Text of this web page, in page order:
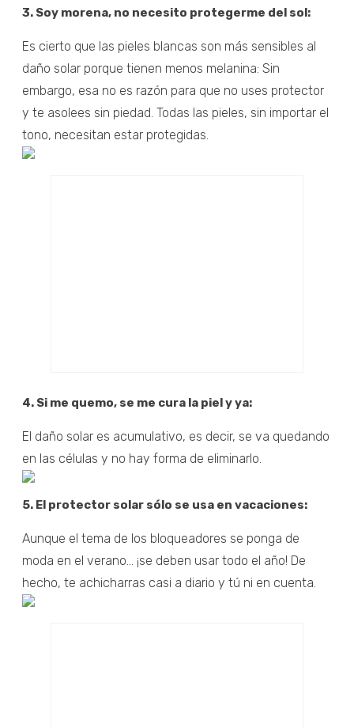
3. Soy morena, no necesito protegerme del sol:
Es cierto que las pieles blancas son más sensibles al
daño solar porque tienen menos melanina: Sin
embargo, esa no es razón para que no uses protector
y te asolees sin piedad. Todas las pieles, sin importar el
tono, necesitan estar protegidas.
4. Si me quemo, se me cura la piel y ya:
El daño solar es acumulativo, es decir, se va quedando
en las células y no hay forma de eliminarlo.
5. El protector solar sólo se usa en vacaciones:
Aunque el tema de los bloqueadores se ponga de
moda en el verano... ¡se deben usar todo el año! De
hecho, te achicharras casi a diario y tú ni en cuenta.